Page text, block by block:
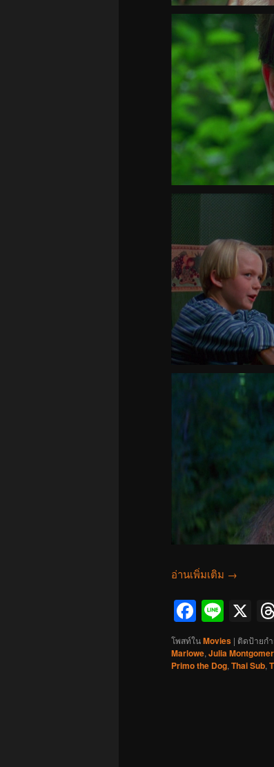
อ่านเพิ่มเติม →
Line
X
โพสท์ในMovies | ติดป้ายก
Marlowe, Julia
Primo the Dog, Thai Sub,